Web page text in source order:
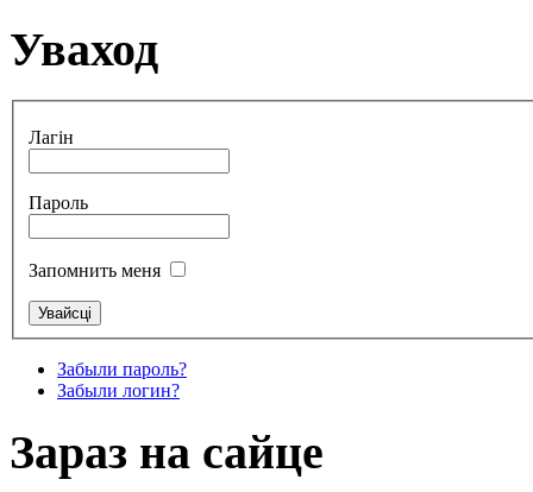
Уваход
Лагін
Пароль
Запомнить меня
Забыли пароль?
Забыли логин?
Зараз на сайце